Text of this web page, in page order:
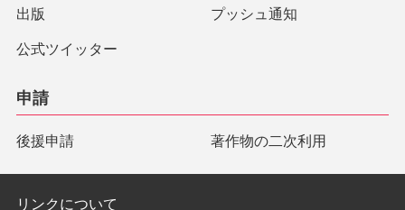
出版 プッシュ通知
公式ツイッター
申請
後援申請 著作物の二次利用
リンクについて